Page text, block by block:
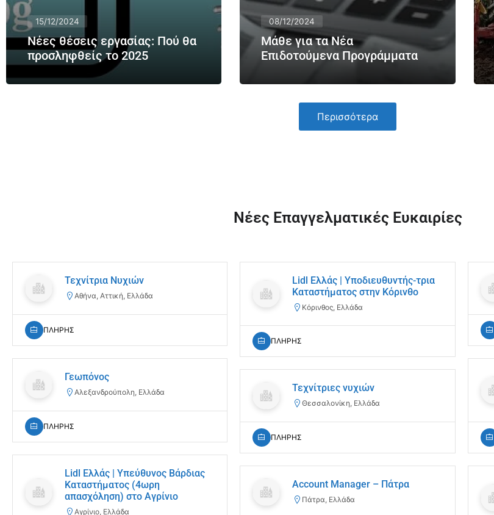
15/12/2024
Νέες θέσεις εργασίας: Πού θα
προσληφθείς το 2025
08/12/2024
Μάθε για τα Νέα
Επιδοτούμενα Προγράμματα
Περισσότερα
Νέες Επαγγελματικές Ευκαιρίες
Τεχνίτρια Νυχιών
Αθήνα, Αττική, Ελλάδα
ΠΛΗΡΗΣ
Lidl Ελλάς | Υποδιευθυντής-τρια
Καταστήματος στην Κόρινθο
Κόρινθος, Ελλάδα
ΠΛΗΡΗΣ
Γεωπόνος
Αλεξανδρούπολη, Ελλάδα
ΠΛΗΡΗΣ
Τεχνίτριες νυχιών
Θεσσαλονίκη, Ελλάδα
ΠΛΗΡΗΣ
Lidl Ελλάς | Υπεύθυνος Βάρδιας
Καταστήματος (4ωρη
απασχόληση) στο Αγρίνιο
Αγρίνιο, Ελλάδα
Account Manager – Πάτρα
Πάτρα, Ελλάδα